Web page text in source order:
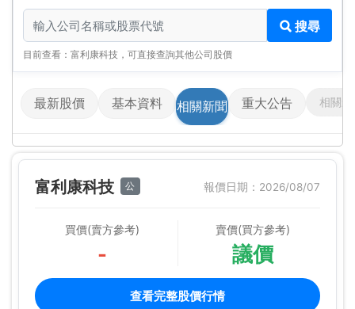
搜尋
目前查看：富利康科技，可直接查詢其他公司股價
最新股價 基本資料 相關新聞 重大公告 相關影
富利康科技 公 報價日期：2026/08/07
買價(賣方參考)
-
賣價(買方參考)
議價
查看完整股價行情